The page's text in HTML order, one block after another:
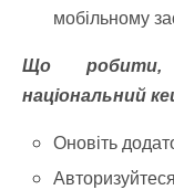
мобільному
Що робити,
національний
Оновіть